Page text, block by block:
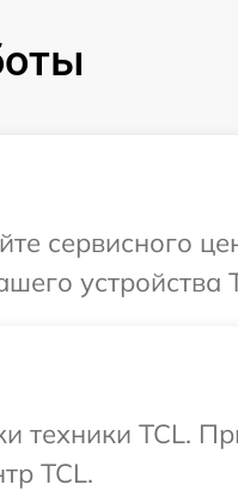
сервисного
устройства
техники TCL.
TCL.